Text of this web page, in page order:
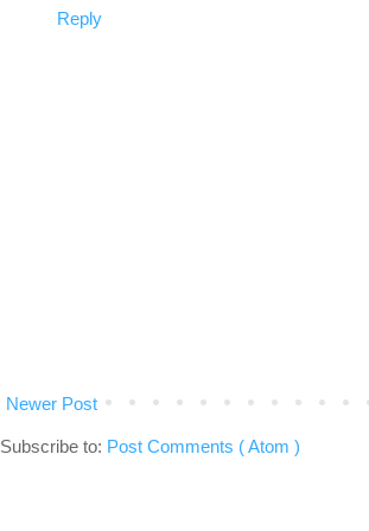
Reply
Newer Post
Subscribe to: Post Comments ( Atom )